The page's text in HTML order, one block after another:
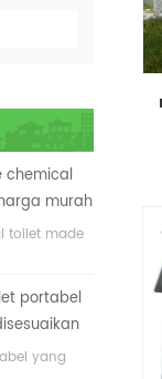
chemical
murah
toilet made
portabel
yang